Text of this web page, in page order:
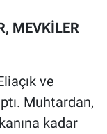
MEVKİLER
ve
Muhtardan,
kadar